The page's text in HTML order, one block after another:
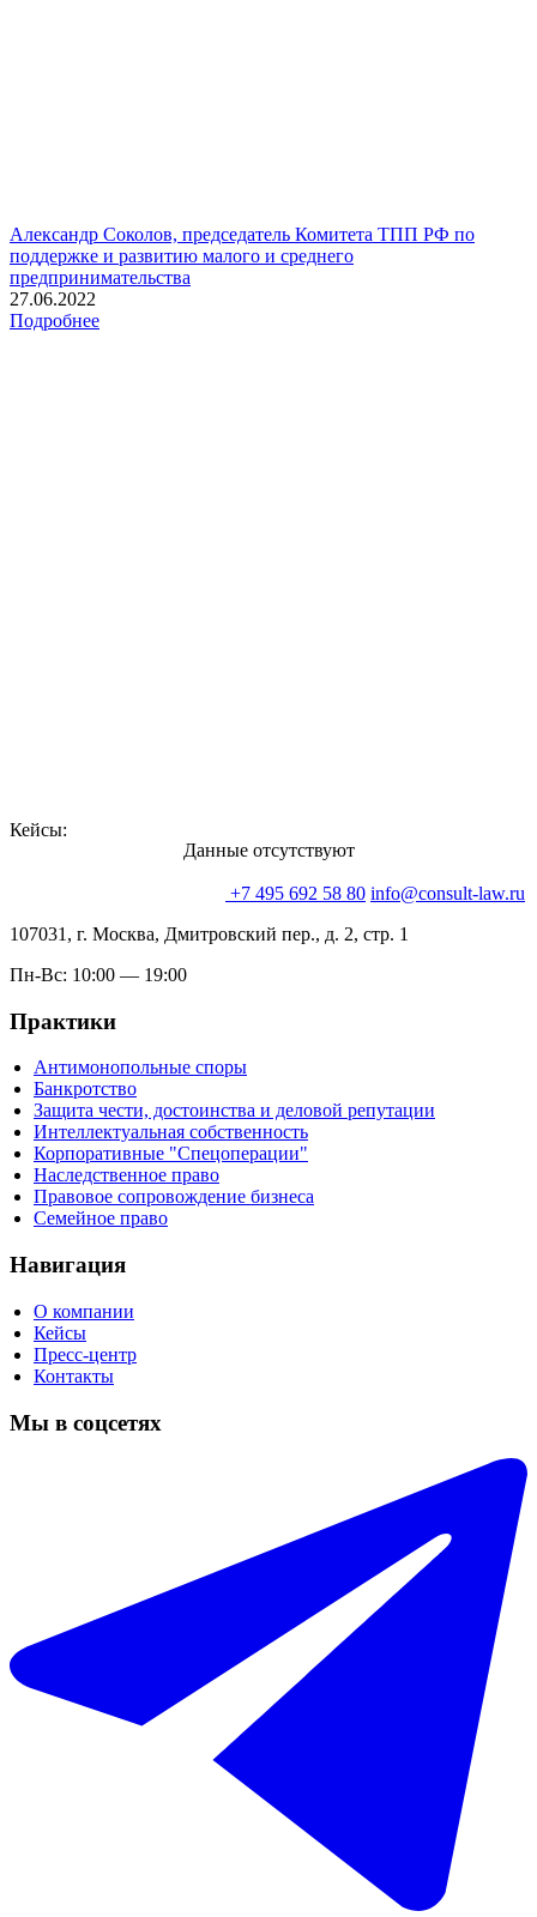
Александр Соколов, председатель Комитета ТПП РФ по
поддержке и развитию малого и среднего
предпринимательства
27.06.2022
Подробнее
Кейсы:
Данные отсутствуют
+7 495 692 58 80 info@consult-law.ru
107031, г. Москва, Дмитровский пер., д. 2, стр. 1
Пн-Вс: 10:00 — 19:00
Практики
Антимонопольные споры
Банкротство
Защита чести, достоинства и деловой репутации
Интеллектуальная собственность
Корпоративные "Спецоперации"
Наследственное право
Правовое сопровождение бизнеса
Семейное право
Навигация
О компании
Кейсы
Пресс-центр
Контакты
Мы в соцсетях